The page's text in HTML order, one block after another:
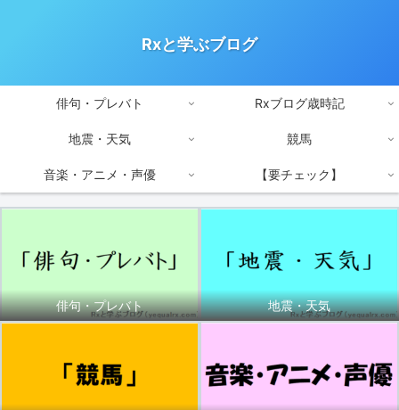
Rxと学ぶブログ
俳句・プレバト Rxブログ歳時記
地震・天気 競馬
音楽・アニメ・声優 【要チェック】
俳句・プレバト 地震・天気